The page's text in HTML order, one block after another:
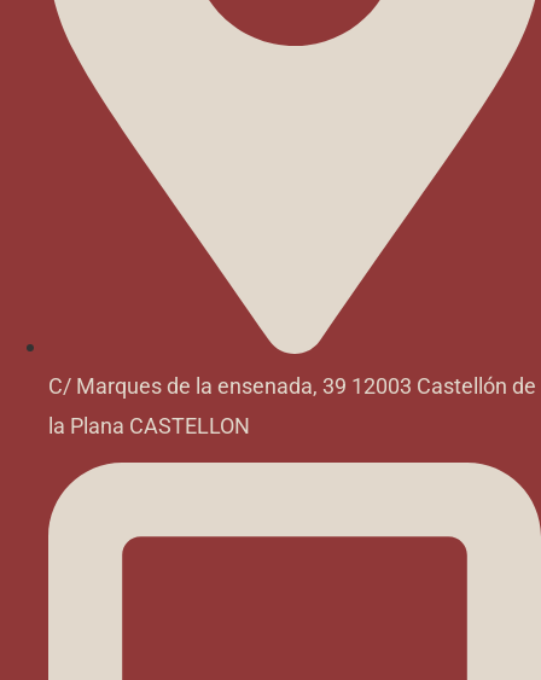
C/ Marques de la ensenada, 39 12003 Castellón de
la Plana CASTELLON